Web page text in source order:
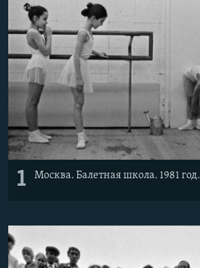
Все сайты Радио Азатутюн
1 Москва. Балетная школа. 1981 год.